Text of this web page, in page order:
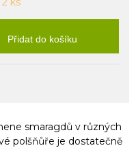
Přidat do košíku
smaragdů v různých
polšňůře je dostatečně